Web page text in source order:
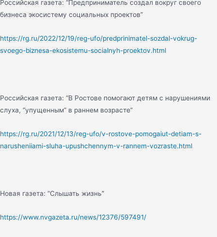
Российская газета: “Предприниматель создал вокруг своего
бизнеса экосистему социальных проектов”
https://rg.ru/2022/12/19/reg-ufo/predprinimatel-sozdal-vokrug-
svoego-biznesa-ekosistemu-socialnyh-proektov.html
Российская газета: “В Ростове помогают детям с нарушениями
слуха, “упущенным” в раннем возрасте”
https://rg.ru/2021/12/13/reg-ufo/v-rostove-pomogaiut-detiam-s-
narusheniiami-sluha-upushchennym-v-rannem-vozraste.html
Новая газета: “Слышать жизнь”
https://www.nvgazeta.ru/news/12376/597491/